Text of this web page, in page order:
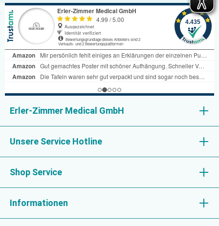
Erler-Zimmer Medical GmbH
Unsere Service Hotline
Shop Service
Informationen